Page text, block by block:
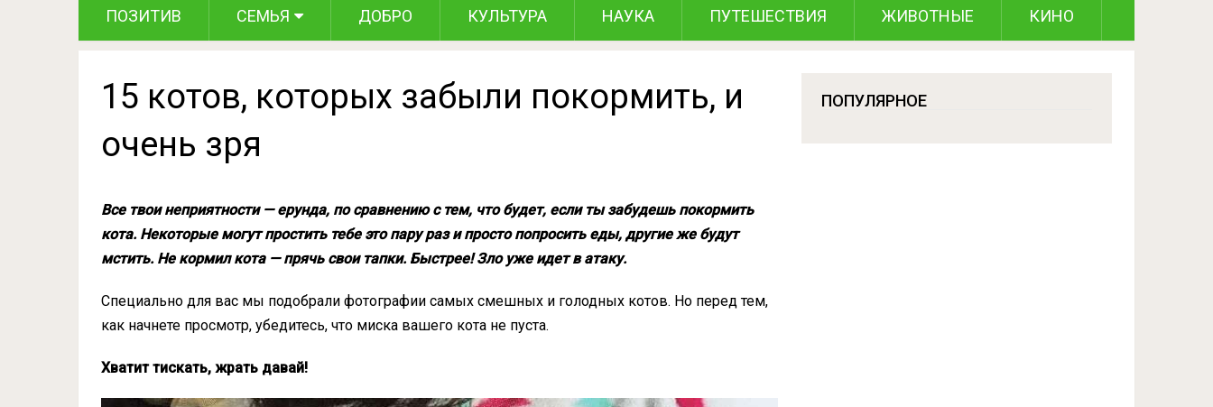
ПОЗИТИВ СЕМЬЯ ДОБРО КУЛЬТУРА НАУКА ПУТЕШЕСТВИЯ ЖИВОТНЫЕ КИНО
15 котов, которых забыли покормить, и
очень зря
Все твои неприятности — ерунда, по сравнению с тем, что будет, если ты забудешь покормить
кота. Некоторые могут простить тебе это пару раз и просто попросить еды, другие же будут
мстить. Не кормил кота — прячь свои тапки. Быстрее! Зло уже идет в атаку.
Специально для вас мы подобрали фотографии самых смешных и голодных котов. Но перед тем,
как начнете просмотр, убедитесь, что миска вашего кота не пуста.
Хватит тискать, жрать давай!
ПОПУЛЯРНОЕ